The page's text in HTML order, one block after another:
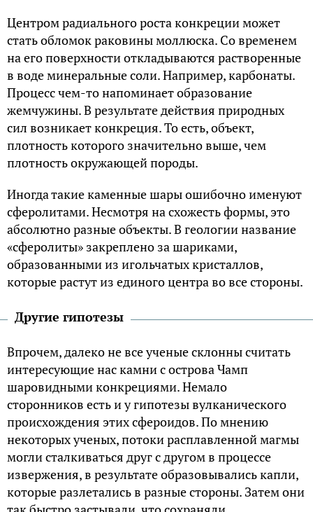
Центром радиального роста конкреции может
стать обломок раковины моллюска. Со временем
на его поверхности откладываются растворенные
в воде минеральные соли. Например, карбонаты.
Процесс чем-то напоминает образование
жемчужины. В результате действия природных
сил возникает конкреция. То есть, объект,
плотность которого значительно выше, чем
плотность окружающей породы.
Иногда такие каменные шары ошибочно именуют
сферолитами. Несмотря на схожесть формы, это
абсолютно разные объекты. В геологии название
«сферолиты» закреплено за шариками,
образованными из игольчатых кристаллов,
которые растут из единого центра во все стороны.
Другие гипотезы
Впрочем, далеко не все ученые склонны считать
интересующие нас камни с острова Чамп
шаровидными конкрециями. Немало
сторонников есть и у гипотезы вулканического
происхождения этих сфероидов. По мнению
некоторых ученых, потоки расплавленной магмы
могли сталкиваться друг с другом в процессе
извержения, в результате образовывались капли,
которые разлетались в разные стороны. Затем они